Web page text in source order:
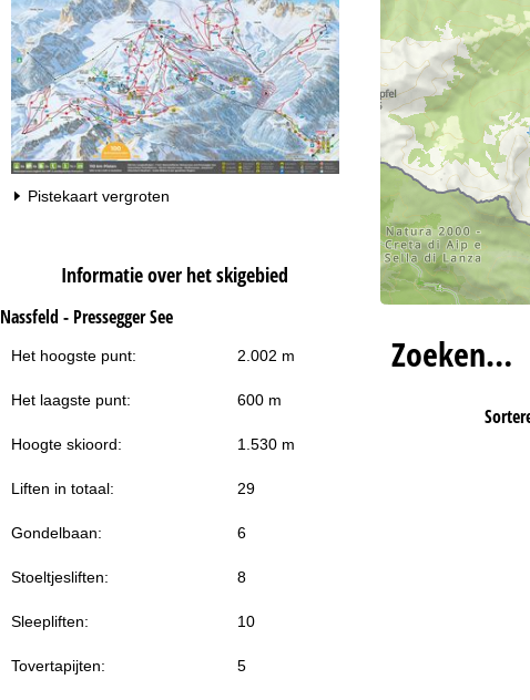
Naar
Pistekaart vergroten
Informatie over het skigebied
Nassfeld - Pressegger See
Het hoogste punt: 2.002 m
Het laagste punt: 600 m
Hoogte skioord: 1.530 m
Liften in totaal: 29
Gondelbaan: 6
Stoeltjesliften: 8
Sleepliften: 10
Tovertapijten: 5
Zoeken…